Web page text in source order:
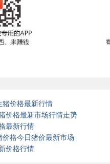
猪价格最新行情
价格最新市场行情走势
最新行情
格今日猪价最新市场
价格行情